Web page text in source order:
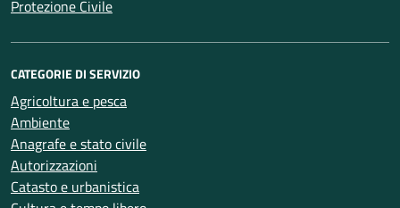
Protezione Civile
CATEGORIE DI SERVIZIO
Agricoltura e pesca
Ambiente
Anagrafe e stato civile
Autorizzazioni
Catasto e urbanistica